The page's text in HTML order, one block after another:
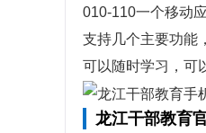
010-110一个移动
支持几个主要功能
可以随时学习，可
龙江干部教育